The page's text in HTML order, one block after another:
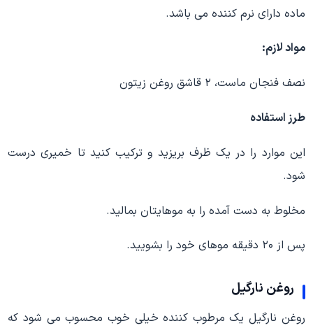
ماده دارای نرم کننده می باشد.
مواد لازم:
نصف فنجان ماست، ۲ قاشق روغن زیتون
طرز استفاده
این موارد را در یک ظرف بریزید و ترکیب کنید تا خمیری درست
شود.
مخلوط به دست آمده را به موهایتان بمالید.
پس از ۲۰ دقیقه موهای خود را بشویید.
روغن نارگیل
روغن نارگیل یک مرطوب‌ کننده‌ خیلی خوب محسوب می شود که